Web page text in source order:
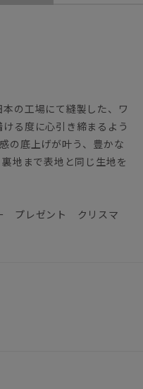
の工場にて縫製した、ワ
る度に心引き締まるよう
の底上げが叶う、豊かな
地まで表地と同じ生地を
プレゼント クリスマ